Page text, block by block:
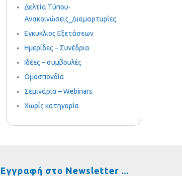
Δελτία Τύπου-
Ανακοινώσεις_Διαμαρτυρίες
Εγκυκλιος Εξετάσεων
Ημερίδες – Συνέδρια
Ιδέες – συμβουλές
Ομοσπονδία
Σεμινάρια – Webinars
Χωρίς κατηγορία
Εγγραφή στο Newsletter